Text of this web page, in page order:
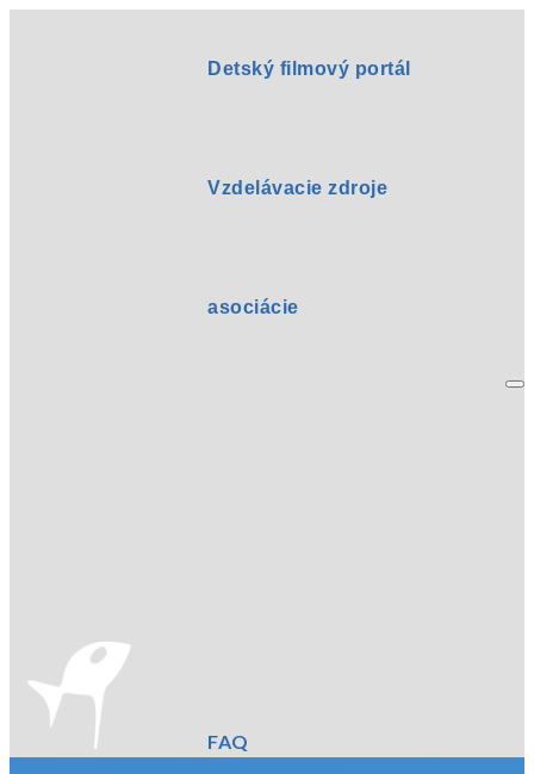
Detský filmový portál
Vzdelávacie zdroje
asociácie
FAQ